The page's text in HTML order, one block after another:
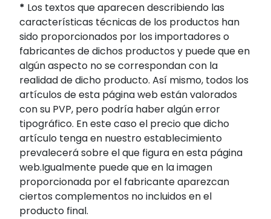
* Los textos que aparecen describiendo las
características técnicas de los productos han
sido proporcionados por los importadores o
fabricantes de dichos productos y puede que en
algún aspecto no se correspondan con la
realidad de dicho producto. Así mismo, todos los
artículos de esta página web están valorados
con su PVP, pero podría haber algún error
tipográfico. En este caso el precio que dicho
artículo tenga en nuestro establecimiento
prevalecerá sobre el que figura en esta página
web.Igualmente puede que en la imagen
proporcionada por el fabricante aparezcan
ciertos complementos no incluidos en el
producto final.